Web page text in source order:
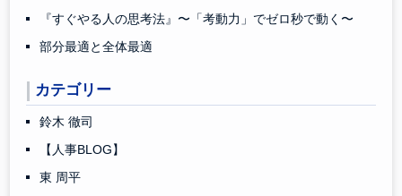
『すぐやる人の思考法』〜「考動力」でゼロ秒で動く〜
部分最適と全体最適
カテゴリー
鈴木 徹司
【人事BLOG】
東 周平